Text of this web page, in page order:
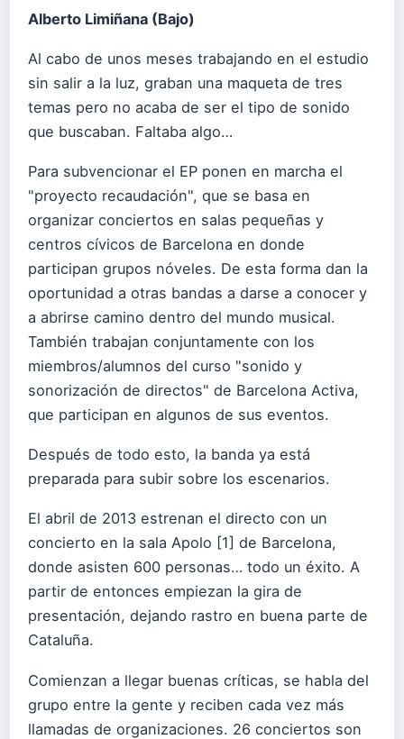
Alberto Limiñana (Bajo)
Al cabo de unos meses trabajando en el estudio
sin salir a la luz, graban una maqueta de tres
temas pero no acaba de ser el tipo de sonido
que buscaban. Faltaba algo…
Para subvencionar el EP ponen en marcha el
"proyecto recaudación", que se basa en
organizar conciertos en salas pequeñas y
centros cívicos de Barcelona en donde
participan grupos nóveles. De esta forma dan la
oportunidad a otras bandas a darse a conocer y
a abrirse camino dentro del mundo musical.
También trabajan conjuntamente con los
miembros/alumnos del curso "sonido y
sonorización de directos" de Barcelona Activa,
que participan en algunos de sus eventos.
Después de todo esto, la banda ya está
preparada para subir sobre los escenarios.
El abril de 2013 estrenan el directo con un
concierto en la sala Apolo [1] de Barcelona,
donde asisten 600 personas… todo un éxito. A
partir de entonces empiezan la gira de
presentación, dejando rastro en buena parte de
Cataluña.
Comienzan a llegar buenas críticas, se habla del
grupo entre la gente y reciben cada vez más
llamadas de organizaciones. 26 conciertos son